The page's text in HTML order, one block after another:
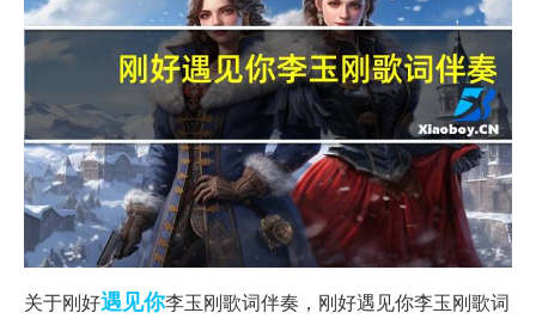
关于刚好遇见你李玉刚歌词伴奏，刚好遇见你李玉刚歌词